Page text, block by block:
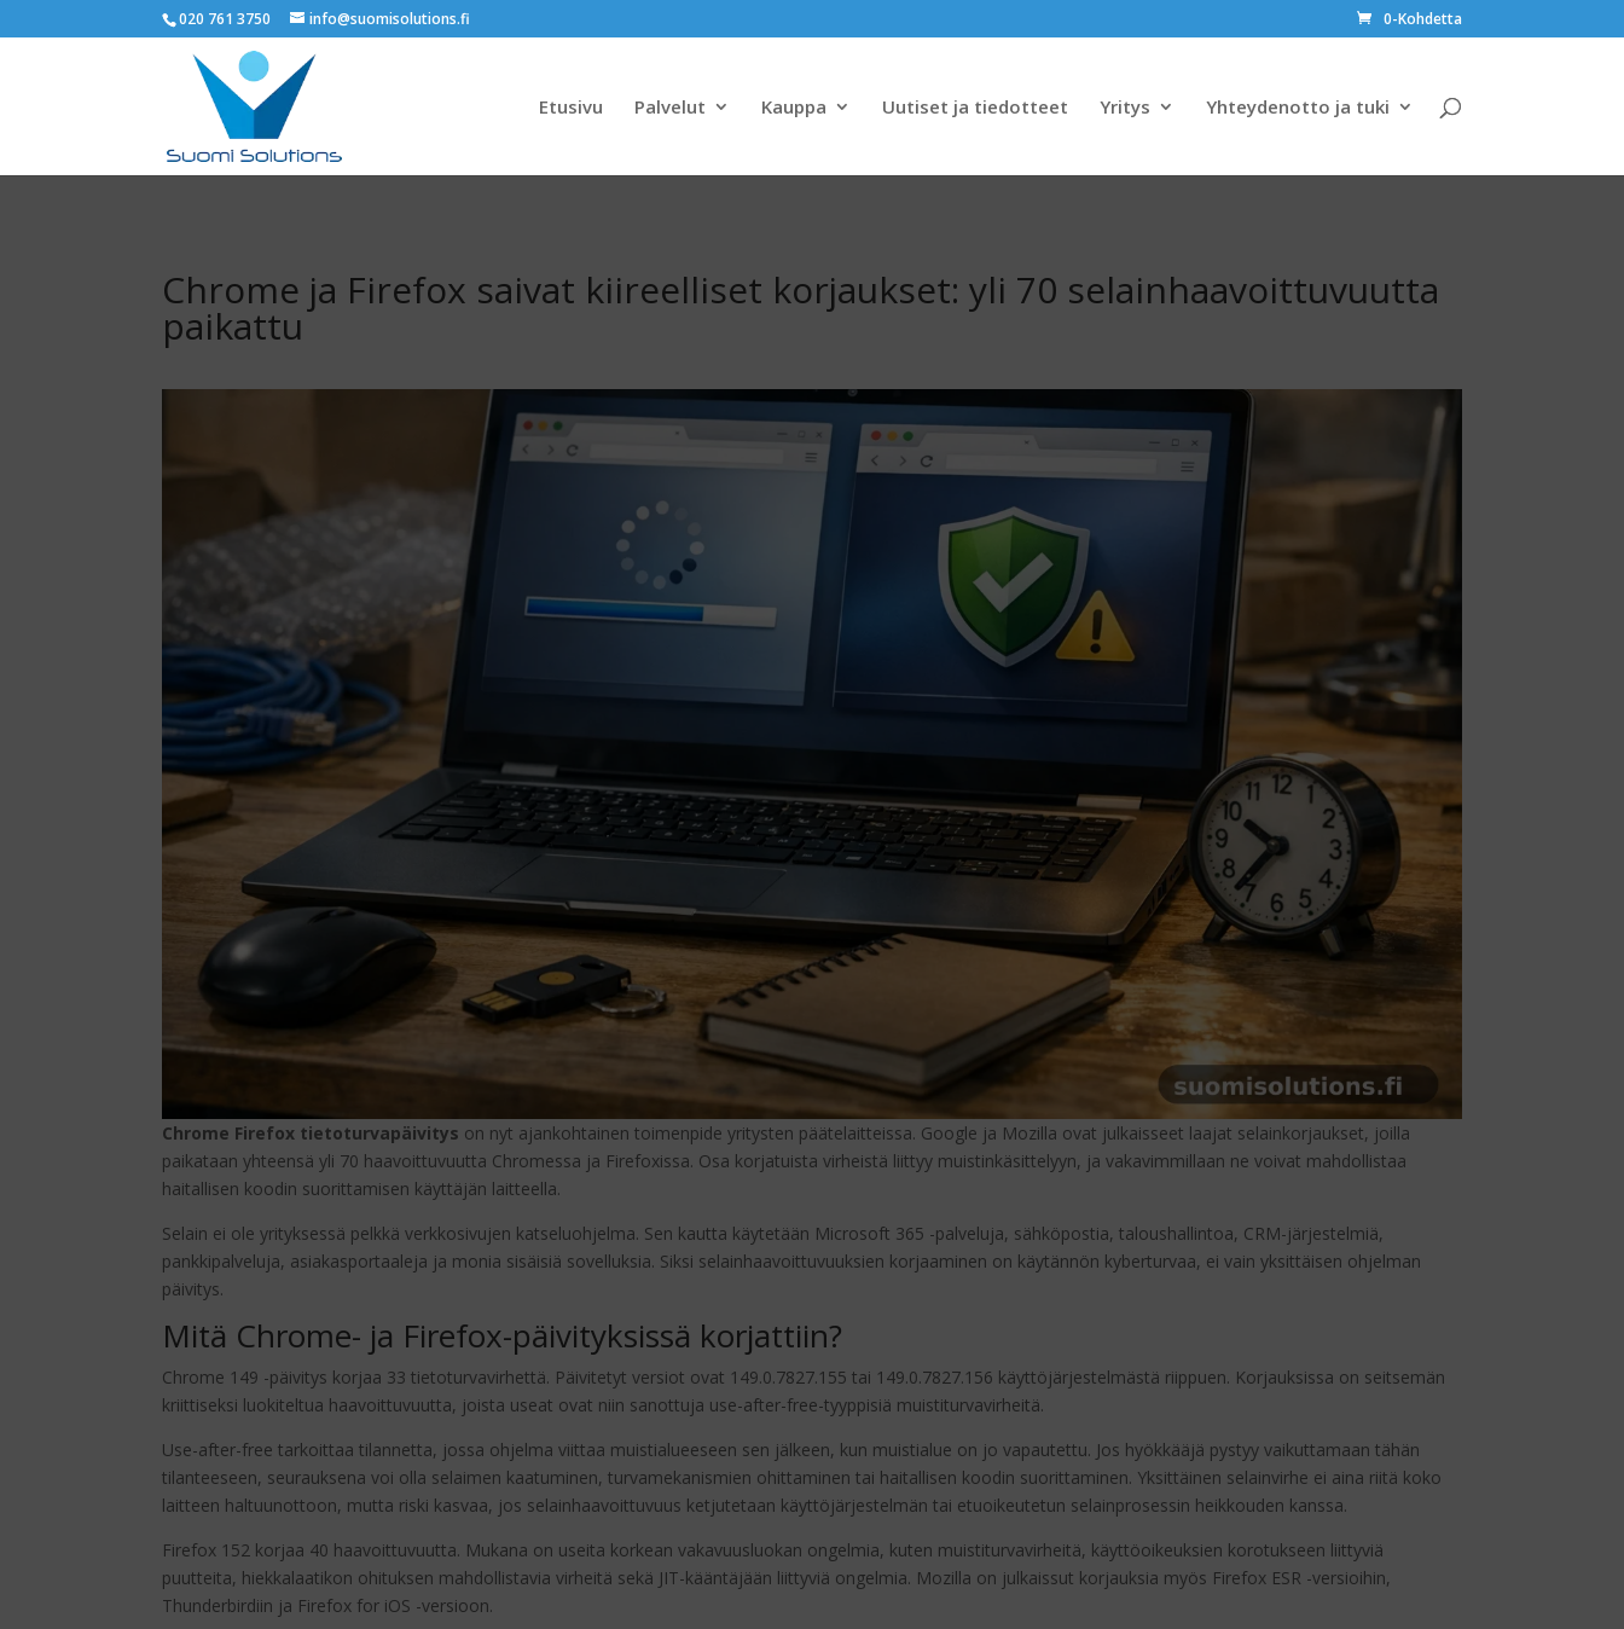
020 761 3750 info@suomisolutions.fi 0-Kohdetta
Etusivu Palvelut Kauppa Uutiset ja tiedotteet Yritys Yhteydenotto ja tuki
Chrome ja Firefox saivat kiireelliset korjaukset: yli 70 selainhaavoittuvuutta
paikattu
Chrome Firefox tietoturvapäivitys on nyt ajankohtainen toimenpide yritysten päätelaitteissa. Google ja Mozilla ovat julkaisseet laajat selainkorjaukset, joilla
paikataan yhteensä yli 70 haavoittuvuutta Chromessa ja Firefoxissa. Osa korjatuista virheistä liittyy muistinkäsittelyyn, ja vakavimmillaan ne voivat mahdollistaa
haitallisen koodin suorittamisen käyttäjän laitteella.
Selain ei ole yrityksessä pelkkä verkkosivujen katseluohjelma. Sen kautta käytetään Microsoft 365 -palveluja, sähköpostia, taloushallintoa, CRM-järjestelmiä,
pankkipalveluja, asiakasportaaleja ja monia sisäisiä sovelluksia. Siksi selainhaavoittuvuuksien korjaaminen on käytännön kyberturvaa, ei vain yksittäisen ohjelman
päivitys.
Mitä Chrome- ja Firefox-päivityksissä korjattiin?
Chrome 149 -päivitys korjaa 33 tietoturvavirhettä. Päivitetyt versiot ovat 149.0.7827.155 tai 149.0.7827.156 käyttöjärjestelmästä riippuen. Korjauksissa on seitsemän
kriittiseksi luokiteltua haavoittuvuutta, joista useat ovat niin sanottuja use-after-free-tyyppisiä muistiturvavirheitä.
Use-after-free tarkoittaa tilannetta, jossa ohjelma viittaa muistialueeseen sen jälkeen, kun muistialue on jo vapautettu. Jos hyökkääjä pystyy vaikuttamaan tähän
tilanteeseen, seurauksena voi olla selaimen kaatuminen, turvamekanismien ohittaminen tai haitallisen koodin suorittaminen. Yksittäinen selainvirhe ei aina riitä koko
laitteen haltuunottoon, mutta riski kasvaa, jos selainhaavoittuvuus ketjutetaan käyttöjärjestelmän tai etuoikeutetun selainprosessin heikkouden kanssa.
Firefox 152 korjaa 40 haavoittuvuutta. Mukana on useita korkean vakavuusluokan ongelmia, kuten muistiturvavirheitä, käyttöoikeuksien korotukseen liittyviä
puutteita, hiekkalaatikon ohituksen mahdollistavia virheitä sekä JIT-kääntäjään liittyviä ongelmia. Mozilla on julkaissut korjauksia myös Firefox ESR -versioihin,
Thunderbirdiin ja Firefox for iOS -versioon.